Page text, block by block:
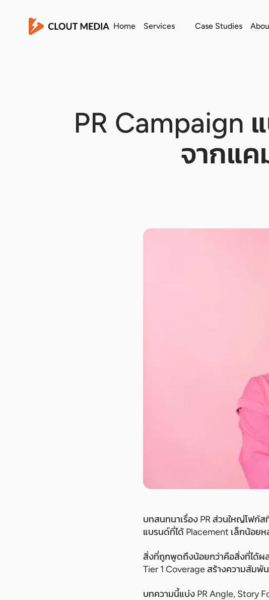
Home Services Case Studies
PR Campaign
จากแ
บทสนทนาเรื่อง PR ส่วนใหญ่โฟ
แบรนด์ที่ได้ Placement เล็กน้อย
สิ่งที่ถูกพูดถึงน้อยกว่าคือสิ่งที่ได้ผล
Tier 1 Coverage สร้างความสัม
บทความนี้แบ่ง PR Angle, Story